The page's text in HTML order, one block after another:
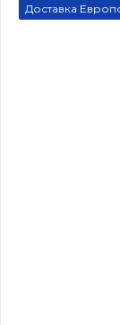
Доставка